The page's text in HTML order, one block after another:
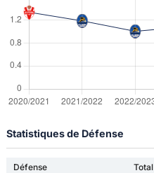
Statistiques de Défense
Défense Total